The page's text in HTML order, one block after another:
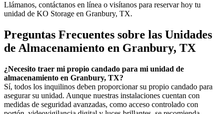
Llámanos, contáctanos en línea o visítanos para reservar hoy tu
unidad de KO Storage en Granbury, TX.
Preguntas Frecuentes sobre las Unidades
de Almacenamiento en Granbury, TX
¿Necesito traer mi propio candado para mi unidad de
almacenamiento en Granbury, TX?
Sí, todos los inquilinos deben proporcionar su propio candado para
asegurar su unidad. Aunque nuestras instalaciones cuentan con
medidas de seguridad avanzadas, como acceso controlado con